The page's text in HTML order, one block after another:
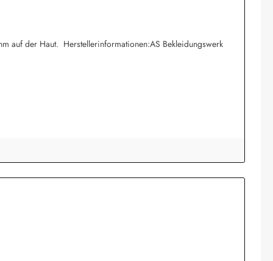
auf der Haut. Herstellerinformationen:AS Bekleidungswerk